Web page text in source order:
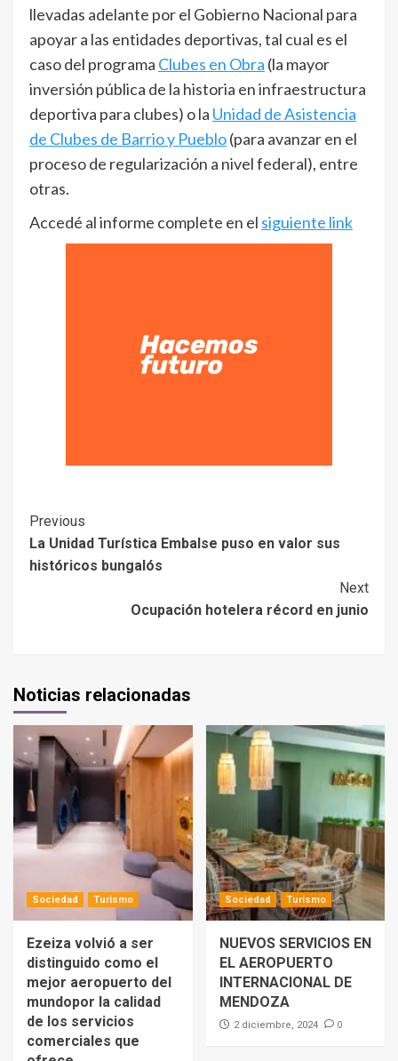
llevadas adelante por el Gobierno Nacional para
apoyar a las entidades deportivas, tal cual es el
caso del programa Clubes en Obra (la mayor
inversión pública de la historia en infraestructura
deportiva para clubes) o la Unidad de Asistencia
de Clubes de Barrio y Pueblo(para avanzar en el
proceso de regularización a nivel federal), entre
otras.
Accedé al informe complete en el siguiente link
Previous
La Unidad Turística Embalse puso en valor sus
históricos bungalós
Next
Ocupación hotelera récord en junio
Noticias relacionadas
Sociedad Turismo
Ezeiza volvió a ser
distinguido como el
mejor aeropuerto del
mundopor la calidad
de los servicios
comerciales que
Sociedad Turismo
NUEVOS SERVICIOS EN
EL AEROPUERTO
INTERNACIONAL DE
MENDOZA
2 diciembre, 2024 0